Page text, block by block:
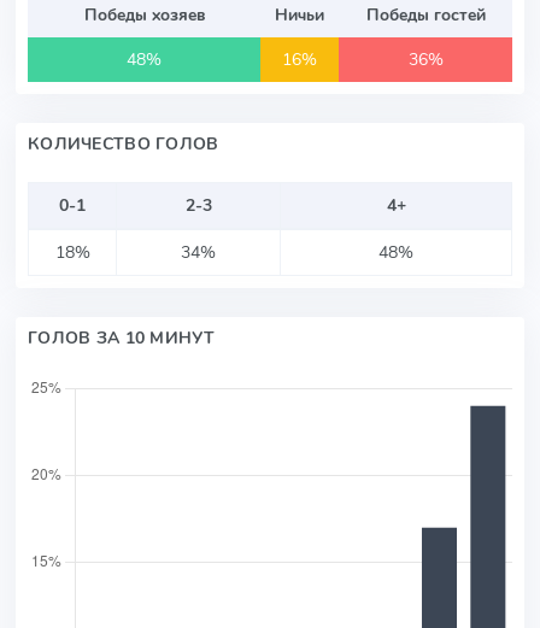
Победы хозяев Ничьи
Победы гостей
48%
16% 36%
КОЛИЧЕСТВО ГОЛОВ
0-1 2-3
4+
18%
34% 48%
ГОЛОВ ЗА 10 МИНУТ